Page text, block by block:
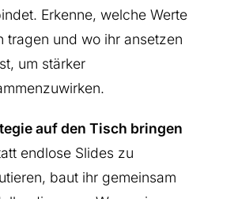
Erkenne, welche Werte
tragen und wo ihr ansetzen
um stärker
auf den Tisch bringen
endlose Slides zu
baut ihr gemeinsam